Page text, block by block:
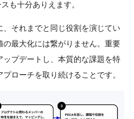
も十分ありえます。
、それまでと同じ役割を演じてい
の最大化には繋がりません。重要
ップデートし、本質的な課題を特
ローチを取り続けることです。